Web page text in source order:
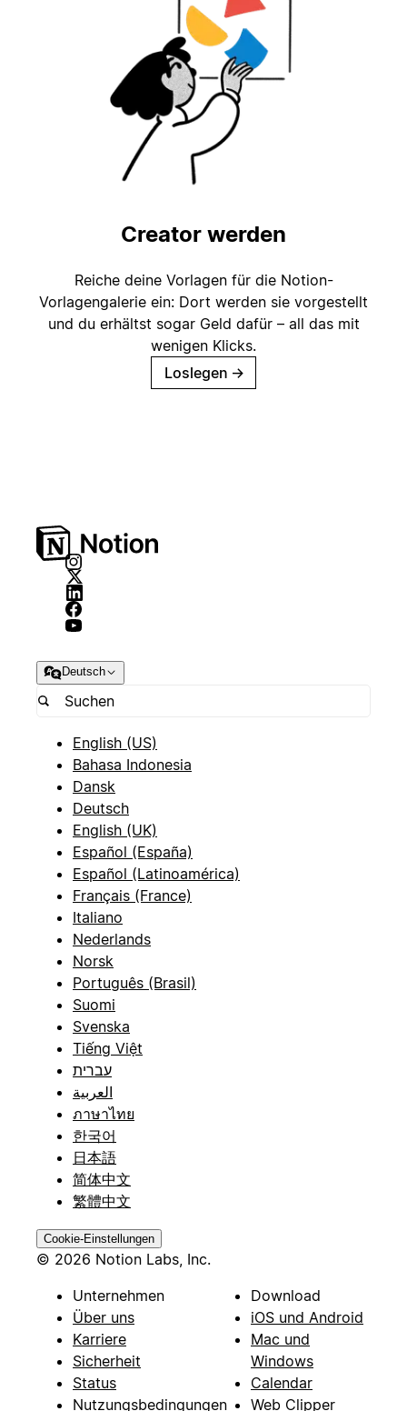
Creator werden
Reiche deine Vorlagen für die Notion-
Vorlagengalerie ein: Dort werden sie vorgestellt
und du erhältst sogar Geld dafür – all das mit
wenigen Klicks.
Loslegen →
Deutsch
English (US)
Bahasa Indonesia
Dansk
Deutsch
English (UK)
Español (España)
Español (Latinoamérica)
Français (France)
Italiano
Nederlands
Norsk
Português (Brasil)
Suomi
Svenska
Tiếng Việt
עברית
العربية
ภาษาไทย
한국어
日本語
简体中文
繁體中文
Cookie-Einstellungen
© 2026 Notion Labs, Inc.
Unternehmen
Über uns
Karriere
Sicherheit
Status
Nutzungsbedingungen
Download
iOS und Android
Mac und
Windows
Calendar
Web Clipper